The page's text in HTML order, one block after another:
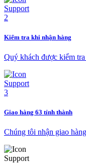
Kiểm tra khi nhận hàng
Quý khách được kiểm
Giao hàng 63 tỉnh thành
Chúng tôi nhận giao